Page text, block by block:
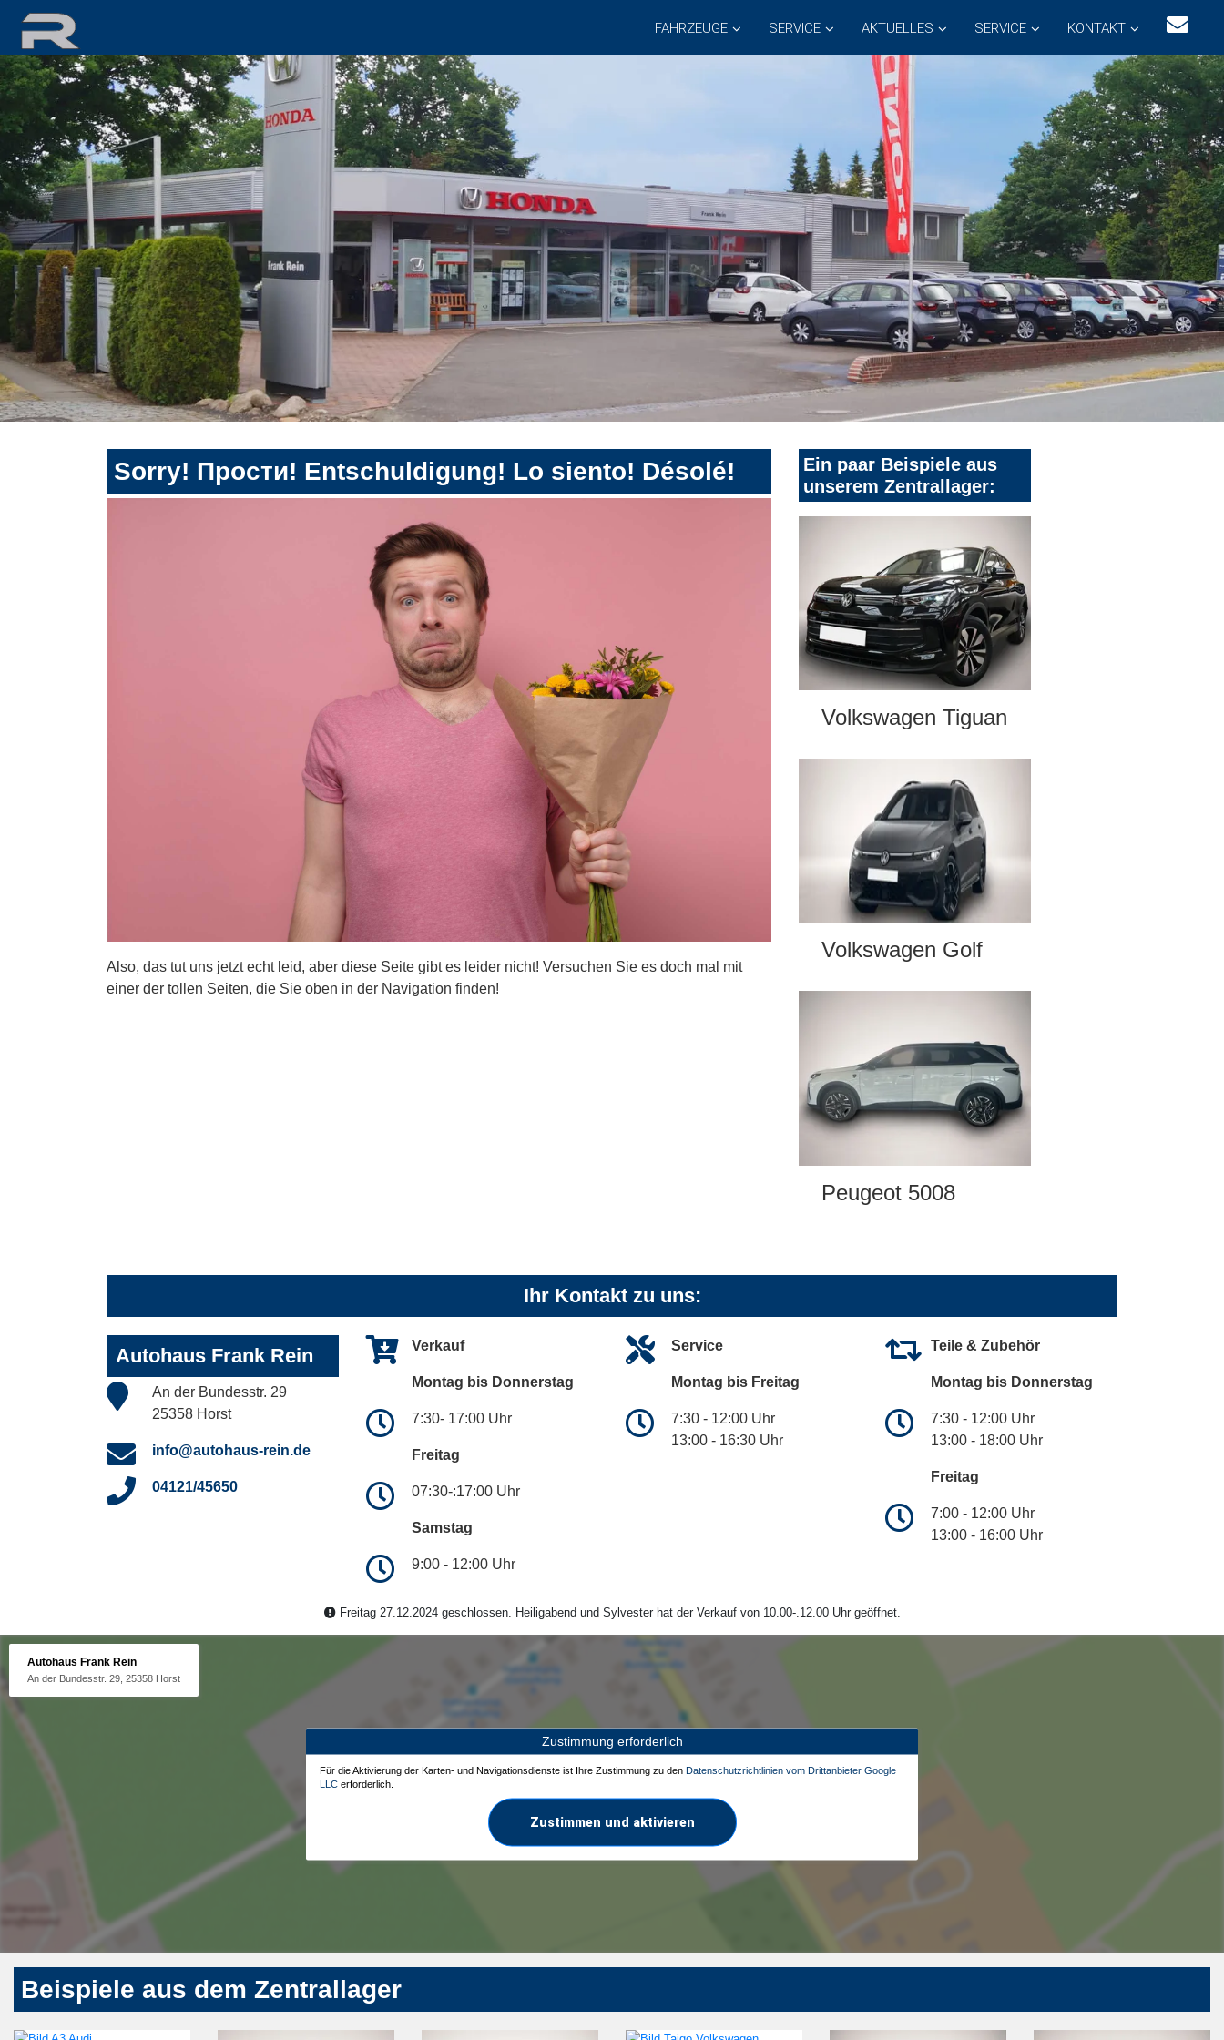
FAHRZEUGE SERVICE AKTUELLES SERVICE KONTAKT
Sorry! Прости! Entschuldigung! Lo siento! Désolé!
Also, das tut uns jetzt echt leid, aber diese Seite gibt es leider nicht! Versuchen Sie es doch mal mit
einer der tollen Seiten, die Sie oben in der Navigation finden!
Ein paar Beispiele aus
unserem Zentrallager:
Volkswagen Tiguan
Volkswagen Golf
Peugeot 5008
Ihr Kontakt zu uns:
Autohaus Frank Rein
An der Bundesstr. 29
25358 Horst
info@autohaus-rein.de
04121/45650
Verkauf
Montag bis Donnerstag
7:30- 17:00 Uhr
Freitag
07:30-:17:00 Uhr
Samstag
9:00 - 12:00 Uhr
Service
Montag bis Freitag
7:30 - 12:00 Uhr
13:00 - 16:30 Uhr
Teile & Zubehör
Montag bis Donnerstag
7:30 - 12:00 Uhr
13:00 - 18:00 Uhr
Freitag
7:00 - 12:00 Uhr
13:00 - 16:00 Uhr
Freitag 27.12.2024 geschlossen. Heiligabend und Sylvester hat der Verkauf von 10.00-.12.00 Uhr geöffnet.
Autohaus Frank Rein
An der Bundesstr. 29, 25358 Horst
Zustimmung erforderlich
Für die Aktivierung der Karten- und Navigationsdienste ist Ihre Zustimmung zu den Datenschutzrichtlinien vom Drittanbieter Google
LLC erforderlich.
Zustimmen und aktivieren
Beispiele aus dem Zentrallager